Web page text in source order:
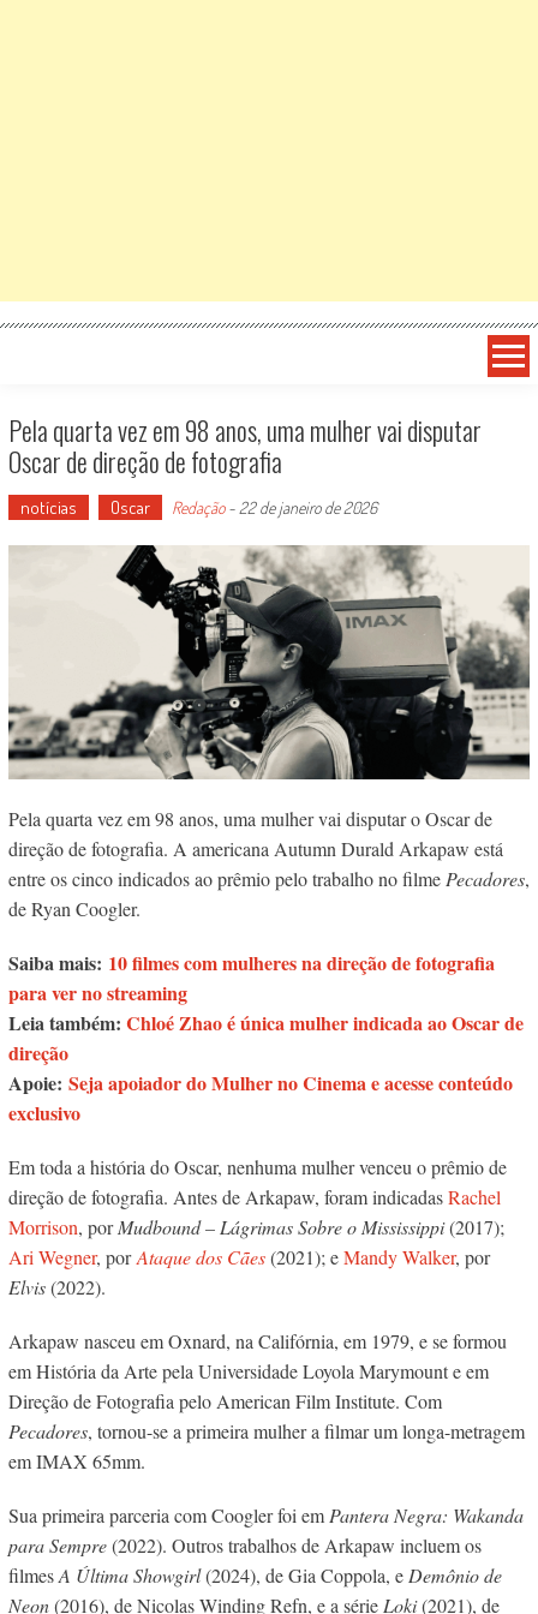
Pela quarta vez em 98 anos, uma mulher vai disputar
Oscar de direção de fotografia
notícias Oscar Redação- 22 de janeiro de 2026
Pela quarta vez em 98 anos, uma mulher vai disputar o Oscar de
direção de fotografia. A americana Autumn Durald Arkapaw está
entre os cinco indicados ao prêmio pelo trabalho no filmePecadores,
de Ryan Coogler.
Saiba mais: 10 filmes com mulheres na direção de fotografia
para ver no streaming
Leia também: Chloé Zhao é única mulher indicada ao Oscar de
direção
Apoie: Seja apoiador do Mulher no Cinema e acesse conteúdo
exclusivo
Em toda a história do Oscar, nenhuma mulher venceu o prêmio de
direção de fotografia. Antes de Arkapaw, foram indicadasRachel
Morrison, porMudbound – Lágrimas Sobre o Mississippi(2017);
Ari Wegner, porAtaque dos Cães(2021); eMandy Walker, por
Elvis(2022).
Arkapaw nasceu em Oxnard, na Califórnia, em 1979, e se formou
em História da Arte pela Universidade Loyola Marymount e em
Direção de Fotografia pelo American Film Institute. Com
Pecadores, tornou-se a primeira mulhera filmar um longa-metragem
em IMAX 65mm.
Sua primeira parceria com Coogler foi emPantera Negra: Wakanda
para Sempre(2022). Outros trabalhos de Arkapaw incluem os
filmesA Última Showgirl(2024), de Gia Coppola, eDemônio de
Neon(2016), de Nicolas Winding Refn, e a sérieLoki(2021), de